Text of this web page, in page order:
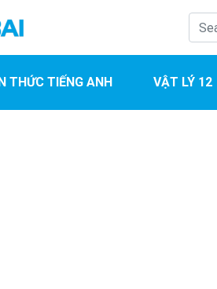
THỨC TIẾNG ANH VẬT LÝ 12